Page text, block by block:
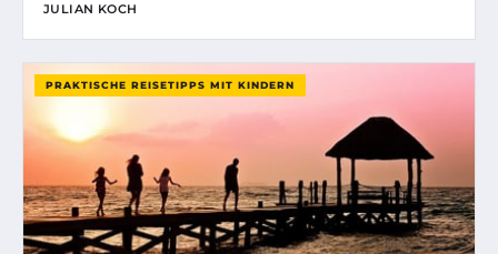
JULIAN KOCH
PRAKTISCHE REISETIPPS MIT KINDERN